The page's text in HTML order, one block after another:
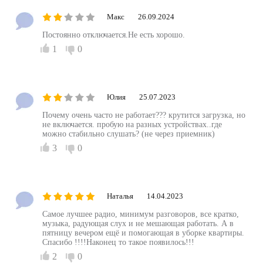
Maкс 26.09.2024
Постоянно отключается.Не есть хорошо.
1 0
Юлия 25.07.2023
Почему очень часто не работает??? крутится загрузка, но
не включается. пробую на разных устройствах..где
можно стабильно слушать? (не через приемник)
3 0
Наталья 14.04.2023
Самое лучшее радио, минимум разговоров, все кратко,
музыка, радующая слух и не мешающая работать. А в
пятницу вечером ещё и помогающая в уборке квартиры.
Спасибо !!!!Наконец то такое появилось!!!
2 0